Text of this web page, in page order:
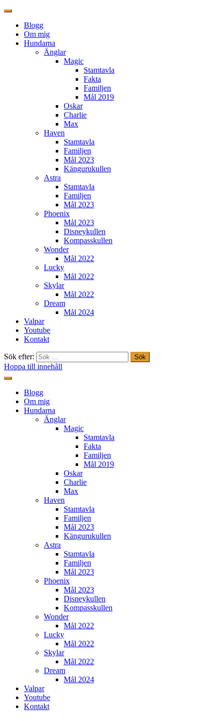
Blogg
Om mig
Hundarna
Änglar
Magic
Stamtavla
Fakta
Familjen
Mål 2019
Oskar
Charlie
Max
Haven
Stamtavla
Familjen
Mål 2023
Kängurukullen
Astra
Stamtavla
Familjen
Mål 2023
Phoenix
Mål 2023
Disneykullen
Kompasskullen
Wonder
Mål 2022
Lucky
Mål 2022
Skylar
Mål 2022
Dream
Mål 2024
Valpar
Youtube
Kontakt
Sök efter:
Hoppa till innehåll
Freestylehundar.se
Blogg
Om mig
Hundarna
Änglar
Magic
Stamtavla
Fakta
Familjen
Mål 2019
Oskar
Charlie
Max
Haven
Stamtavla
Familjen
Mål 2023
Kängurukullen
Astra
Stamtavla
Familjen
Mål 2023
Phoenix
Mål 2023
Disneykullen
Kompasskullen
Wonder
Mål 2022
Lucky
Mål 2022
Skylar
Mål 2022
Dream
Mål 2024
Valpar
Youtube
Kontakt